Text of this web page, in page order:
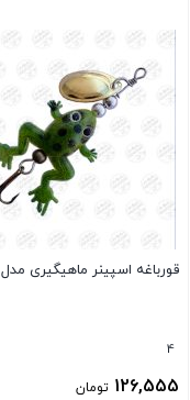
قورباغه اسپینر ماهیگیری مدل L58
4
126,555 تومان